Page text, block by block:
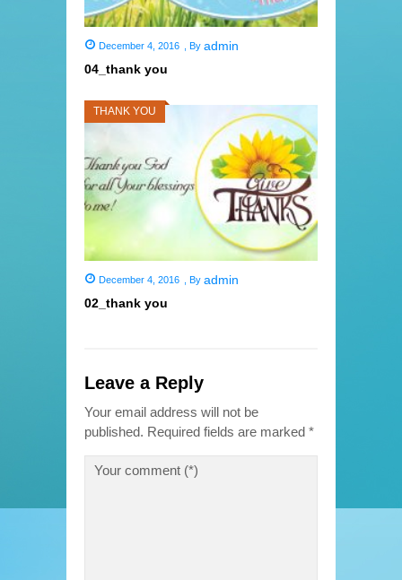
December 4, 2016 By admin
04_thank you
THANK YOU
December 4, 2016 By admin
02_thank you
Leave a Reply
Your email address will not be
published. Required fields are marked *